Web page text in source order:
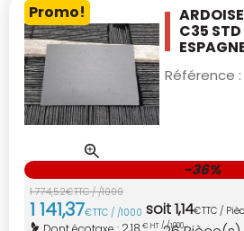
Promo!
C35 STD
Référence :
1 774,52€TTC / /1000
1 141,37€TTC / /1000 soit1,14€TTC /
2,18 € HT / /1000
-36%